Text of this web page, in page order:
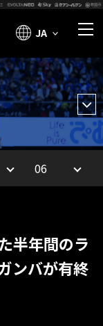
JA
半年間のラ
ンバが有終